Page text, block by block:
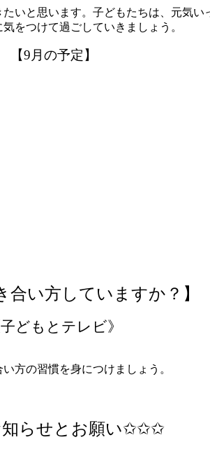
いと思います。子どもたちは、元気い
をつけて過ごしていきましょう。
【9月の予定】
合い方していますか？】
子どもとテレビ》
方の習慣を身につけましょう。
らせとお願い✩✩✩